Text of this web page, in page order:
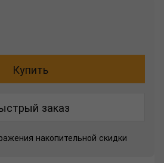
Купить
заказ
накопительной скидки